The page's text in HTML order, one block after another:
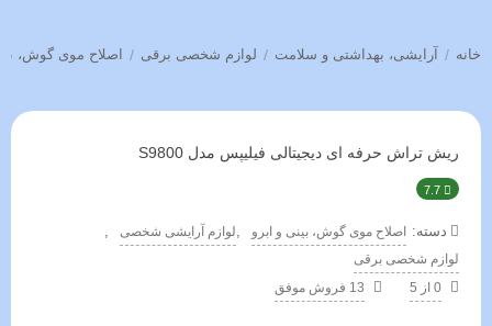
خانه / آرایشی، بهداشتی و سلامت / لوازم شخصی برقی / اصلاح موی گوش،
ریش تراش حرفه ای دیجیتالی فیلیپس مدل S9800
7.7
دسته: اصلاح موی گوش، بینی و ابرو ,لوازم آرایشی شخصی ,
لوازم شخصی برقی
0 از 5
13 فروش موفق